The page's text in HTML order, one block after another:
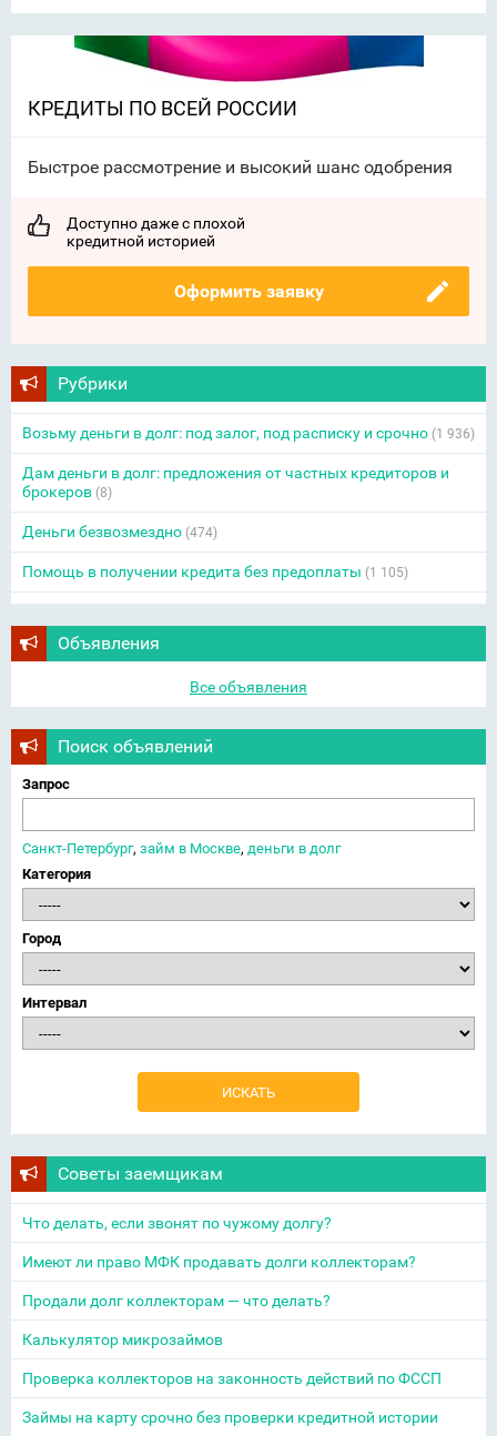
КРЕДИТЫ ПО ВСЕЙ РОССИИ
Быстрое рассмотрение и высокий шанс одобрения
Доступно даже с плохой
кредитной историей
Оформить заявку
Рубрики
Возьму деньги в долг: под залог, под расписку и срочно (1 936)
Дам деньги в долг: предложения от частных кредиторов и
брокеров (8)
Деньги безвозмездно (474)
Помощь в получении кредита без предоплаты (1 105)
Объявления
Все объявления
Поиск объявлений
Запрос
Санкт-Петербург, займ в Москве, деньги в долг
Категория
Город
Интервал
Советы заемщикам
Что делать, если звонят по чужому долгу?
Имеют ли право МФК продавать долги коллекторам?
Продали долг коллекторам — что делать?
Калькулятор микрозаймов
Проверка коллекторов на законность действий по ФССП
Займы на карту срочно без проверки кредитной истории